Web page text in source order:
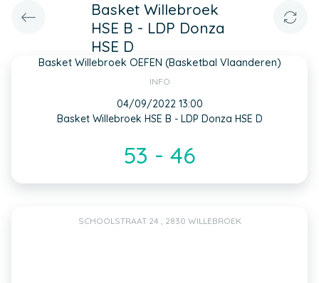
Basket Willebroek
HSE B - LDP Donza
HSE D
Basket Willebroek OEFEN (Basketbal Vlaanderen)
INFO
04/09/2022 13:00
Basket Willebroek HSE B - LDP Donza HSE D
53 - 46
SCHOOLSTRAAT 24 , 2830 WILLEBROEK